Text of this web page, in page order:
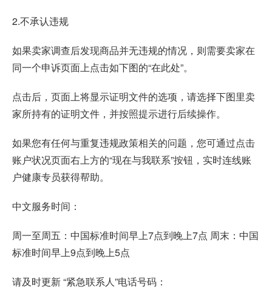
2.不承认违规
如果卖家调查后发现商品并无违规的情况，则需要卖家在
同一个申诉页面上点击如下图的“在此处”。
点击后，页面上将显示证明文件的选项，请选择下图里卖
家所持有的证明文件，并按照提示进行后续操作。
如果您有任何与重复违规政策相关的问题，您可通过点击
账户状况页面右上方的“现在与我联系”按钮，实时连线账
户健康专员获得帮助。
中文服务时间：
周一至周五：中国标准时间早上7点到晚上7点 周末：中国
标准时间早上9点到晚上5点
请及时更新 “紧急联系人”电话号码：